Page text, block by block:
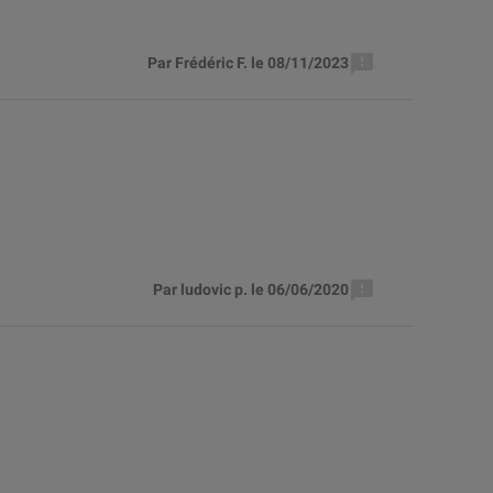
Par Frédéric F. le 08/11/2023
Par ludovic p. le 06/06/2020